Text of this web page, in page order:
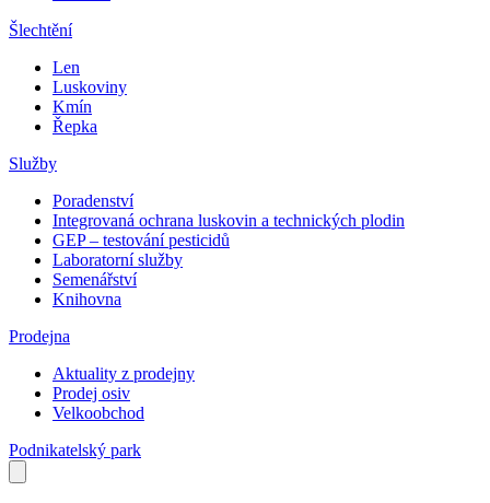
Šlechtění
Len
Luskoviny
Kmín
Řepka
Služby
Poradenství
Integrovaná ochrana luskovin a technických plodin
GEP – testování pesticidů
Laboratorní služby
Semenářství
Knihovna
Prodejna
Aktuality z prodejny
Prodej osiv
Velkoobchod
Podnikatelský park